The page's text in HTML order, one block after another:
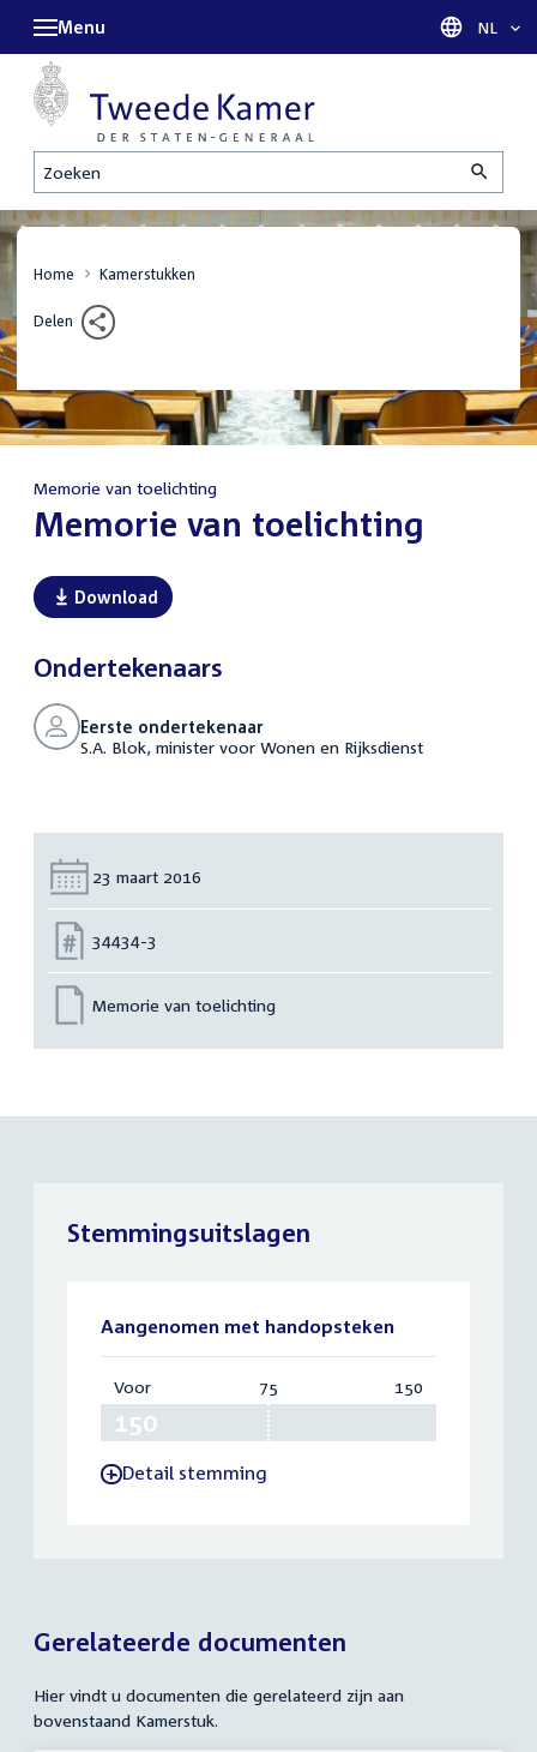
Zoeken
Menu Taal
NL
Home Kamerstukken
Delen
Memorie van toelichting
:Memorie van toelichting
Download
Ondertekenaars
Eerste ondertekenaar
S.A. Blok, minister voor Wonen en Rijksdienst
Datum:
23 maart 2016
Nummer:
34434-3
Memorie van toelichting
Stemmingsuitslagen
Aangenomen met handopsteken
Voor:
150
75 150
-Detail stemming
Gerelateerde documenten
Hier vindt u documenten die gerelateerd zijn aan
bovenstaand Kamerstuk.